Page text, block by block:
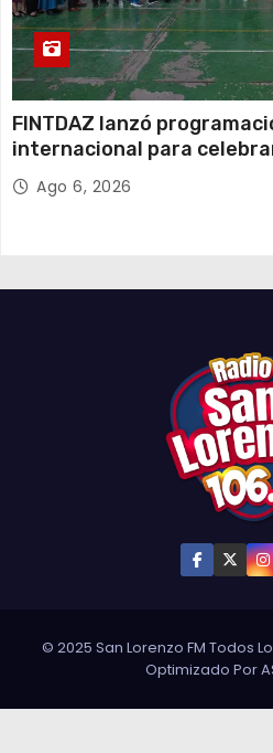
FINTDAZ lanzó
internacional para
Ago 6, 2026
© 2025 San Lorenzo FM Todos
Optimizado Por